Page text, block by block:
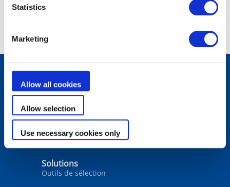
Statistics
Marketing
Allow all cookies
Allow selection
Use necessary cookies only
Produits
Filtration
Traitement de l’eau
Déshumidification
Analyse de l'eau
Solutions
Outils de sélection